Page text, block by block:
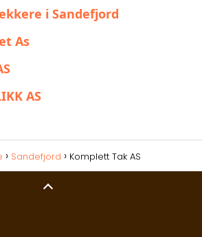
i Sandefjord
As
AS
Sandefjord Komplett Tak AS